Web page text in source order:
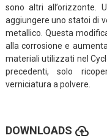
sono altri all’orizzonte.
aggiungere uno statoi di
metallico. Questa
alla corrosione e
materiali utilizzati nel
precedenti, solo
verniciatura a polvere.
DOWNLOADS cloud_upload